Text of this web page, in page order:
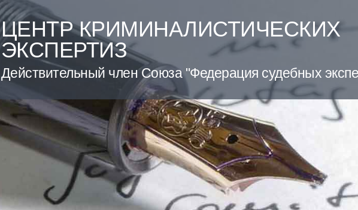
ЦЕНТР КРИМИНАЛИСТИЧЕСКИХ
ЭКСПЕРТИЗ
Действительный член Союза "Федерация судебных